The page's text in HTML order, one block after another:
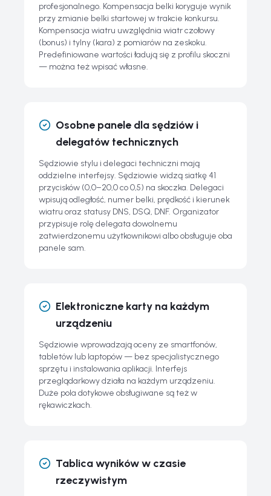
profesjonalnego. Kompensacja belki koryguje wynik
przy zmianie belki startowej w trakcie konkursu.
Kompensacja wiatru uwzględnia wiatr czołowy
(bonus) i tylny (kara) z pomiarów na zeskoku.
Predefiniowane wartości ładują się z profilu skoczni
— można też wpisać własne.
Osobne panele dla sędziów i
delegatów technicznych
Sędziowie stylu i delegaci techniczni mają
oddzielne interfejsy. Sędziowie widzą siatkę 41
przycisków (0,0–20,0 co 0,5) na skoczka. Delegaci
wpisują odległość, numer belki, prędkość i kierunek
wiatru oraz statusy DNS, DSQ, DNF. Organizator
przypisuje rolę delegata dowolnemu
zatwierdzonemu użytkownikowi albo obsługuje oba
panele sam.
Elektroniczne karty na każdym
urządzeniu
Sędziowie wprowadzają oceny ze smartfonów,
tabletów lub laptopów — bez specjalistycznego
sprzętu i instalowania aplikacji. Interfejs
przeglądarkowy działa na każdym urządzeniu.
Duże pola dotykowe obsługiwane są też w
rękawiczkach.
Tablica wyników w czasie
rzeczywistym